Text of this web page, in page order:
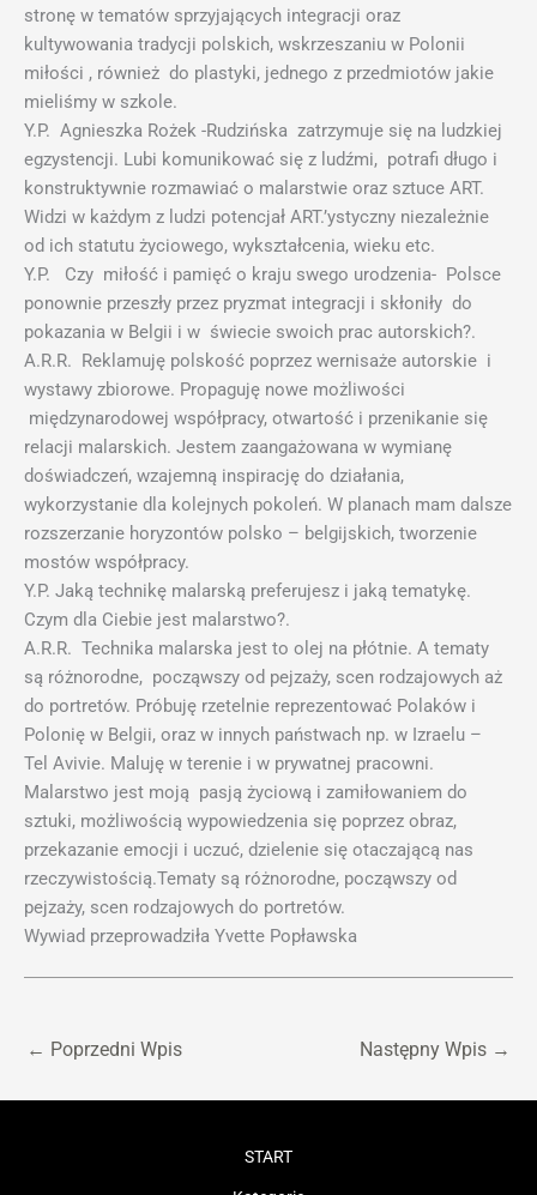
stronę w tematów sprzyjających integracji oraz
kultywowania tradycji polskich, wskrzeszaniu w Polonii
miłości , również do plastyki, jednego z przedmiotów jakie
mieliśmy w szkole.
Y.P. Agnieszka Rożek -Rudzińska zatrzymuje się na ludzkiej
egzystencji. Lubi komunikować się z ludźmi, potrafi długo i
konstruktywnie rozmawiać o malarstwie oraz sztuce ART.
Widzi w każdym z ludzi potencjał ART.’ystyczny niezależnie
od ich statutu życiowego, wykształcenia, wieku etc.
Y.P. Czy miłość i pamięć o kraju swego urodzenia- Polsce
ponownie przeszły przez pryzmat integracji i skłoniły do
pokazania w Belgii i w świecie swoich prac autorskich?.
A.R.R. Reklamuję polskość poprzez wernisaże autorskie i
wystawy zbiorowe. Propaguję nowe możliwości
międzynarodowej współpracy, otwartość i przenikanie się
relacji malarskich. Jestem zaangażowana w wymianę
doświadczeń, wzajemną inspirację do działania,
wykorzystanie dla kolejnych pokoleń. W planach mam dalsze
rozszerzanie horyzontów polsko – belgijskich, tworzenie
mostów współpracy.
Y.P. Jaką technikę malarską preferujesz i jaką tematykę.
Czym dla Ciebie jest malarstwo?.
A.R.R. Technika malarska jest to olej na płótnie. A tematy
są różnorodne, począwszy od pejzaży, scen rodzajowych aż
do portretów. Próbuję rzetelnie reprezentować Polaków i
Polonię w Belgii, oraz w innych państwach np. w Izraelu –
Tel Avivie. Maluję w terenie i w prywatnej pracowni.
Malarstwo jest moją pasją życiową i zamiłowaniem do
sztuki, możliwością wypowiedzenia się poprzez obraz,
przekazanie emocji i uczuć, dzielenie się otaczającą nas
rzeczywistością.Tematy są różnorodne, począwszy od
pejzaży, scen rodzajowych do portretów.
Wywiad przeprowadziła Yvette Popławska
← Poprzedni Wpis Następny Wpis →
START